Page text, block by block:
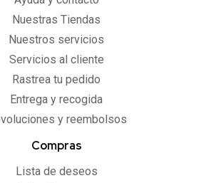
Nuestras Tiendas
Nuestros servicios
Servicios al cliente
Rastrea tu pedido
Entrega y recogida
y reembolsos
Compras
Lista de deseos